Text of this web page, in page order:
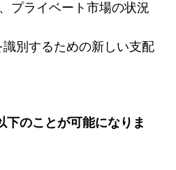
プライベート市場の状況
別するための新しい支配
下のことが可能になりま